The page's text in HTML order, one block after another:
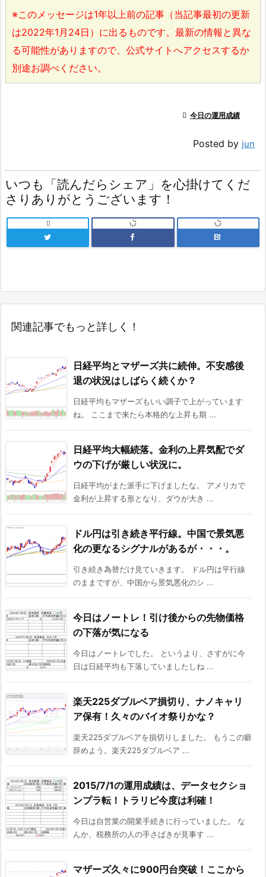
※このメッセージは1年以上前の記事（当記事最初の更新
は2022年1月24日）に出るものです。最新の情報と異な
る可能性がありますので、公式サイトへアクセスするか
別途お調べください。
 今日の運用成績
Posted by jun
いつも「読んだらシェア」を心掛けてくだ
さりありがとうございます！

B!
関連記事でもっと詳しく！
日経平均とマザーズ共に続伸。不安感後
退の状況はしばらく続くか？
日経平均もマザーズもいい調子で上がっています
ね。 ここまで来たら本格的な上昇も期 ...
日経平均大幅続落。金利の上昇気配でダ
ウの下げが厳しい状況に。
日経平均がまた派手に下げましたな。 アメリカで
金利が上昇する形となり、ダウが大き ...
ドル円は引き続き平行線。中国で景気悪
化の更なるシグナルがあるが・・・。
引き続き為替だけ見ていきます。 ドル円は平行線
のままですが、中国から景気悪化のシ ...
今日はノートレ！引け後からの先物価格
の下落が気になる
今日はノートレでした。 というより、さすがに今
日は日経平均も下落していましたしね ...
楽天225ダブルベア損切り、ナノキャリ
ア保有！久々のバイオ祭りかな？
楽天225ダブルベアを損切りしました。 もうこの癖
辞めよう。楽天225ダブルベア ...
2015/7/1の運用成績は、データセクショ
ンプラ転！トラリピ今度は利確！
今日は自営業の開業手続きに行っていました。 な
んか、税務所の人の手さばきが見事す ...
マザーズ久々に900円台突破！ここから